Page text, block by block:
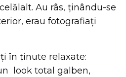
Au râs, ținându-se
erau fotografiați
în ținute relaxate:
look total galben,